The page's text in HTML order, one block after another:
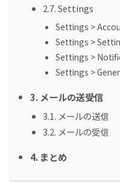
2.7. Settings
Settings >
Settings >
Settings >
Settings >
3. メールの送受信
3.1. メールの送信
3.2. メールの受信
4. まとめ